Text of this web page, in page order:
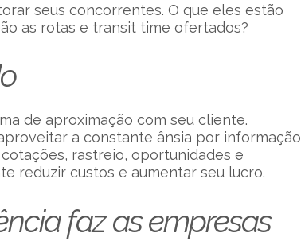
seus concorrentes. O que eles estão
as rotas e transit time ofertados?
de aproximação com seu cliente.
a constante ânsia por informação
rastreio, oportunidades e
reduzir custos e aumentar seu lucro.
faz as empresas